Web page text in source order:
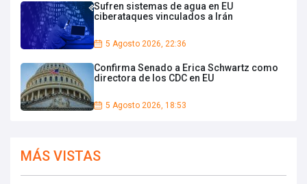
Sufren sistemas de agua en EU
ciberataques vinculados a Irán
5 Agosto 2026, 22:36
Confirma Senado a Erica Schwartz como
directora de los CDC en EU
5 Agosto 2026, 18:53
MÁS VISTAS